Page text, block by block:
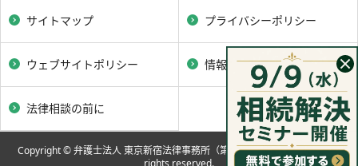
サイトマップ プライバシーポリシー
ウェブサイトポリシー 情報セキュリティポリシー
法律相談の前に
Copyright © 弁護士法人 東京新宿法律事務所（第二東京弁護士会所属）, all